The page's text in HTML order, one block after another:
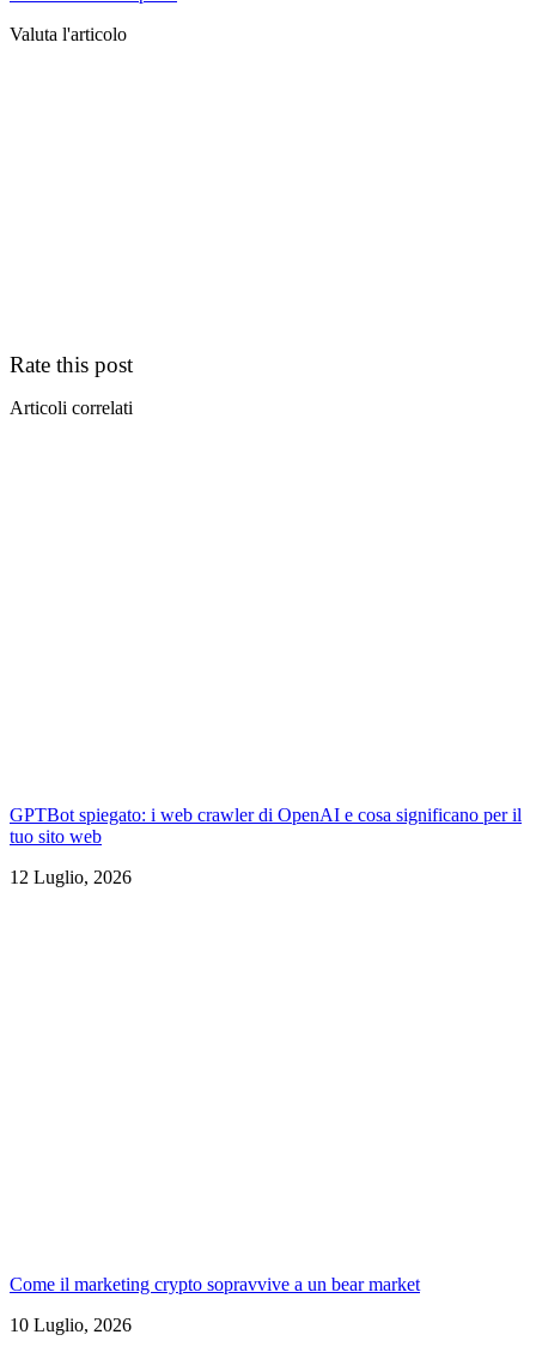
Valuta l'articolo
Rate this post
Articoli correlati
GPTBot spiegato: i web crawler di OpenAI e cosa significano per il
tuo sito web
12 Luglio, 2026
Come il marketing crypto sopravvive a un bear market
10 Luglio, 2026